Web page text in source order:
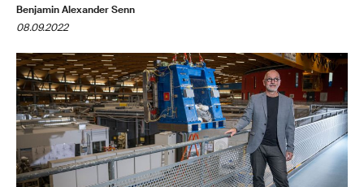
Benjamin Alexander Senn
08.09.2022